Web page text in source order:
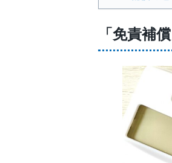
「免責補